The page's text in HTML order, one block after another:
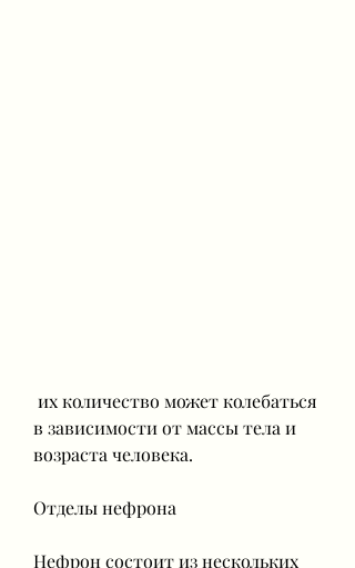
в зависимости от массы тела и
возраста человека.
Отделы нефрона
Нефрон состоит из нескольких